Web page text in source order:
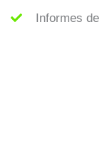
Informes